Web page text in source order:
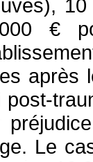
€
après
post-
Le